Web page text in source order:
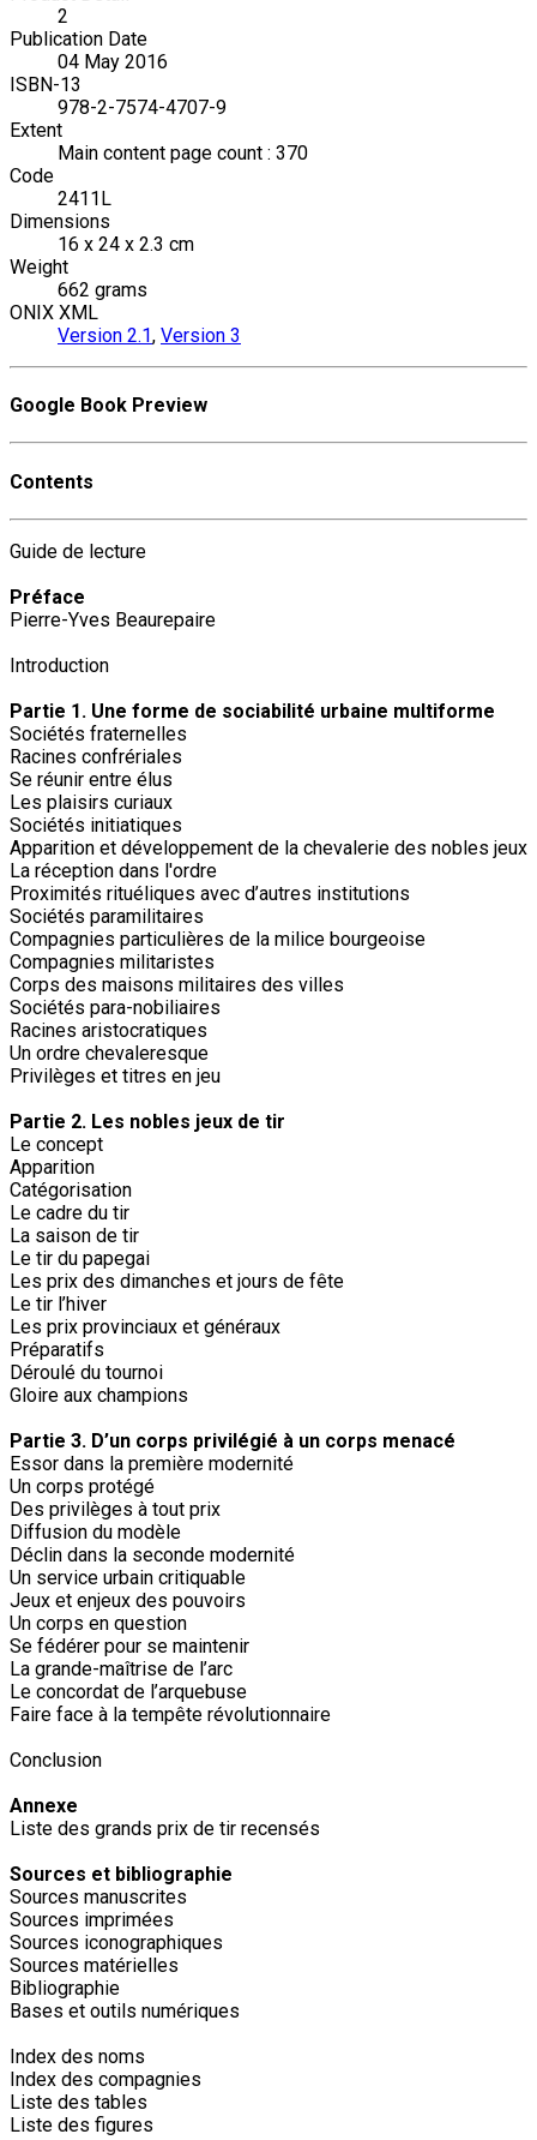
2
Publication Date
04 May 2016
ISBN-13
978-2-7574-4707-9
Extent
Main content page count : 370
Code
2411L
Dimensions
16 x 24 x 2.3 cm
Weight
662 grams
ONIX XML
Version 2.1, Version 3
Google Book Preview
Contents
Guide de lecture
Préface
Pierre-Yves Beaurepaire
Introduction
Partie 1. Une forme de sociabilité urbaine multiforme
Sociétés fraternelles
Racines confrériales
Se réunir entre élus
Les plaisirs curiaux
Sociétés initiatiques
Apparition et développement de la chevalerie des nobles jeux
La réception dans l'ordre
Proximités rituéliques avec d’autres institutions
Sociétés paramilitaires
Compagnies particulières de la milice bourgeoise
Compagnies militaristes
Corps des maisons militaires des villes
Sociétés para-nobiliaires
Racines aristocratiques
Un ordre chevaleresque
Privilèges et titres en jeu
Partie 2. Les nobles jeux de tir
Le concept
Apparition
Catégorisation
Le cadre du tir
La saison de tir
Le tir du papegai
Les prix des dimanches et jours de fête
Le tir l’hiver
Les prix provinciaux et généraux
Préparatifs
Déroulé du tournoi
Gloire aux champions
Partie 3. D’un corps privilégié à un corps menacé
Essor dans la première modernité
Un corps protégé
Des privilèges à tout prix
Diffusion du modèle
Déclin dans la seconde modernité
Un service urbain critiquable
Jeux et enjeux des pouvoirs
Un corps en question
Se fédérer pour se maintenir
La grande-maîtrise de l’arc
Le concordat de l’arquebuse
Faire face à la tempête révolutionnaire
Conclusion
Annexe
Liste des grands prix de tir recensés
Sources et bibliographie
Sources manuscrites
Sources imprimées
Sources iconographiques
Sources matérielles
Bibliographie
Bases et outils numériques
Index des noms
Index des compagnies
Liste des tables
Liste des figures